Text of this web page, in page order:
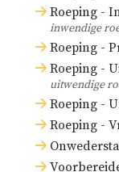
Roeping -
inwendige
Roeping -
Roeping -
uitwendige
Roeping -
Roeping -
Soms
5:19 ).
De